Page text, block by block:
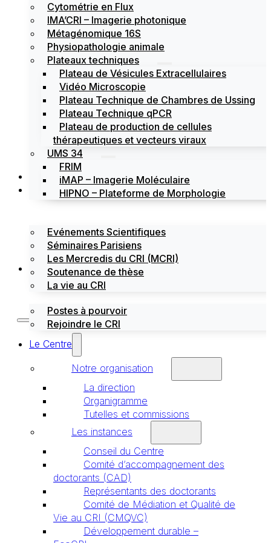
Cytométrie en Flux
IMA’CRI – Imagerie photonique
Métagénomique 16S
Physiopathologie animale
Plateaux techniques
Plateau de Vésicules Extracellulaires
Vidéo Microscopie
Plateau Technique de Chambres de Ussing
Plateau Technique qPCR
Plateau de production de cellules
thérapeutiques et vecteurs viraux
UMS 34
FRIM
iMAP – Imagerie Moléculaire
HIPNO – Plateforme de Morphologie
Actualités
Évènements
Evénements Scientifiques
Séminaires Parisiens
Les Mercredis du CRI (MCRI)
Soutenance de thèse
La vie au CRI
Emploi / stages
Postes à pourvoir
Rejoindre le CRI
Le Centre
Notre organisation
La direction
Organigramme
Tutelles et commissions
Les instances
Conseil du Centre
Comité d’accompagnement des
doctorants (CAD)
Représentants des doctorants
Comité de Médiation et Qualité de
Vie au CRI (CMQVC)
Développement durable –